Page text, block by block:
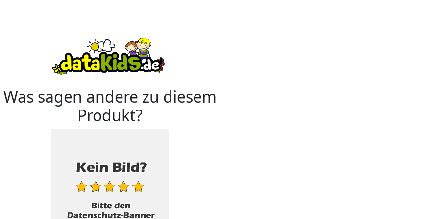
Was sagen andere zu diesem
Produkt?